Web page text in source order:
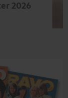
2026
Technik,
Flexibilität in
für großen